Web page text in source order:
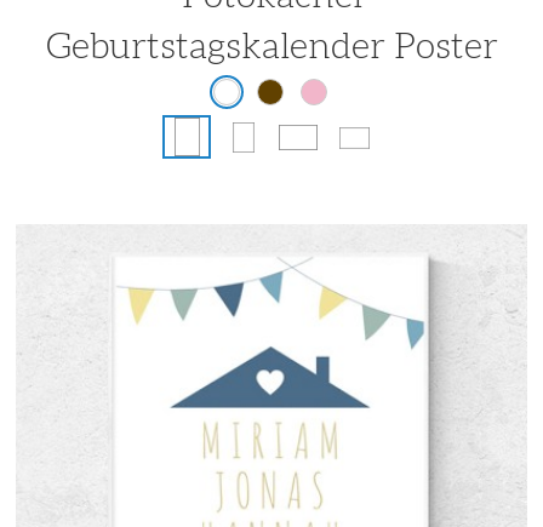
Geburtstagskalender Poster